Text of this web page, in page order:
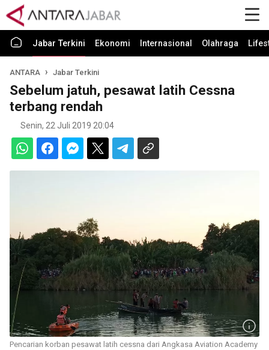
Jabar Terkini Ekonomi Internasional Olahraga
ANTARA Jabar Terkini
Sebelum jatuh, pesawat latih Cessna
terbang rendah
Senin, 22 Juli 2019 20:04
Pencarian korban pesawat latih cessna dari Angkasa Aviation Academy